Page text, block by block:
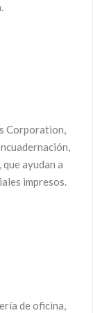
Corporation,
ayudan a
impresos.
de oficina,